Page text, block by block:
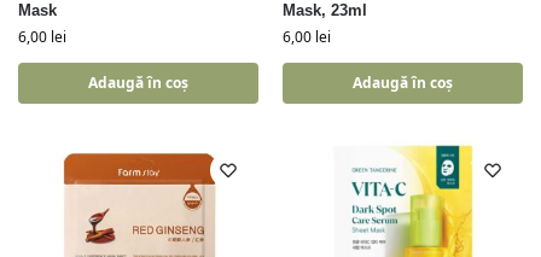
Mask
6,00 lei
Adaugă în coș
Mask, 23ml
6,00 lei
Adaugă în coș